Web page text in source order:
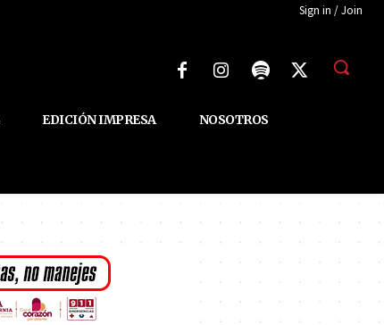
Sign in / Join
EDICIÓN IMPRESA NOSOTROS